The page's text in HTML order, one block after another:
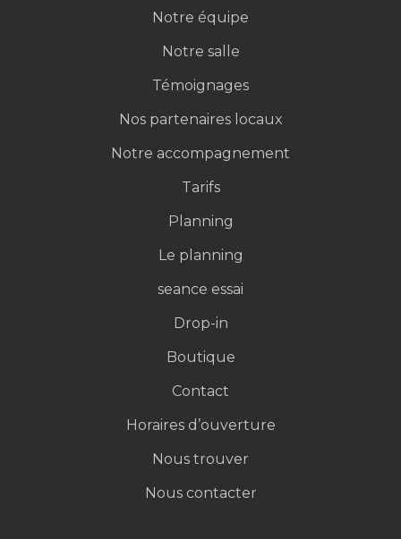
comment nous pouvons vous aider
Notre équipe
Notre salle
Témoignages
Nos partenaires locaux
Notre accompagnement
Tarifs
Planning
Le planning
seance essai
Drop-in
Boutique
Contact
Horaires d’ouverture
Nous trouver